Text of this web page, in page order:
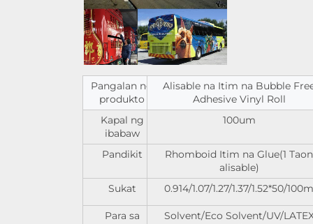
Pangalan ng
produkto
Alisable na Itim na Bubble
Adhesive Vinyl Roll
Kapal ng
ibabaw
100um
Pandikit
Rhomboid Itim na Glue(1 Taon
alisable)
Sukat
0.914/1.07/1.27/1.37/1.52*50/100m
Para sa
Solvent/Eco Solvent/UV/